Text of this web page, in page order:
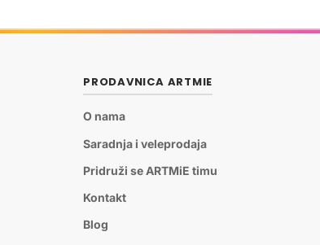
PRODAVNICA ARTMIE
O nama
Saradnja i veleprodaja
Pridruži se ARTMiE timu
Kontakt
Blog